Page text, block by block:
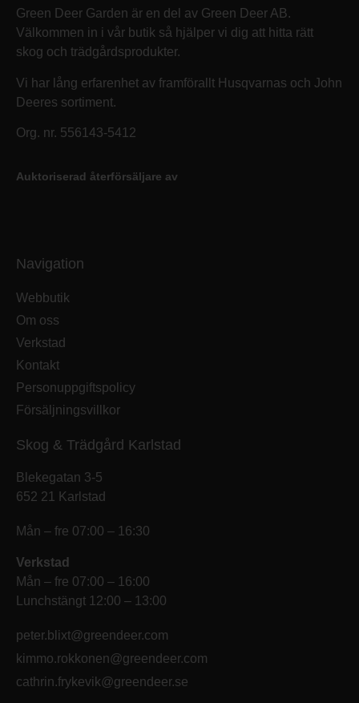
Green Deer Garden är en del av Green Deer AB.
Välkommen in i vår butik så hjälper vi dig att hitta rätt
skog och trädgårdsprodukter.
Vi har lång erfarenhet av framförallt Husqvarnas och John
Deeres sortiment.
Org. nr. 556143-5412
Auktoriserad återförsäljare av
Navigation
Webbutik
Om oss
Verkstad
Kontakt
Personuppgiftspolicy
Försäljningsvillkor
Skog & Trädgård Karlstad
Blekegatan 3-5
652 21 Karlstad
Mån – fre 07:00 – 16:30
Verkstad
Mån – fre 07:00 – 16:00
Lunchstängt 12:00 – 13:00
peter.blixt@greendeer.com
kimmo.rokkonen@greendeer.com
cathrin.frykevik@greendeer.se